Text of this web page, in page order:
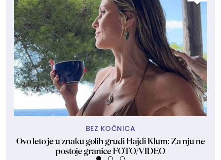
BEZ KOČNICA
Ovo leto je u znaku golih grudi Hajdi Klum: Za nju ne
postoje granice FOTO/VIDEO